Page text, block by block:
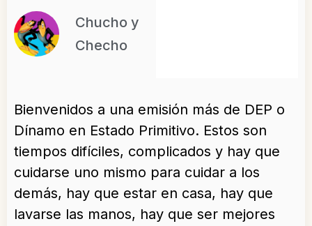
Chucho y
Checho
Bienvenidos a una emisión más de DEP o
Dínamo en Estado Primitivo. Estos son
tiempos difíciles, complicados y hay que
cuidarse uno mismo para cuidar a los
demás, hay que estar en casa, hay que
lavarse las manos, hay que ser mejores